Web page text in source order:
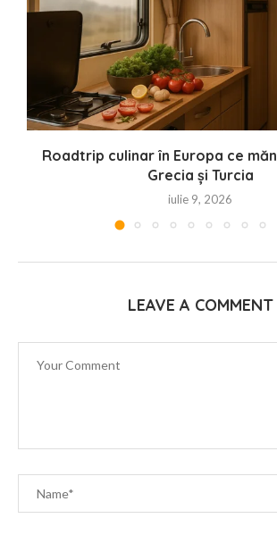
Roadtrip culinar în Europa ce
Grecia și Turcia
iulie 9, 2026
LEAVE A COMMENT